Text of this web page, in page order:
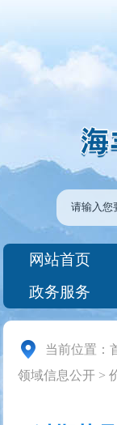
网站首页
政务服务
当前位置：
领域信息公开 >